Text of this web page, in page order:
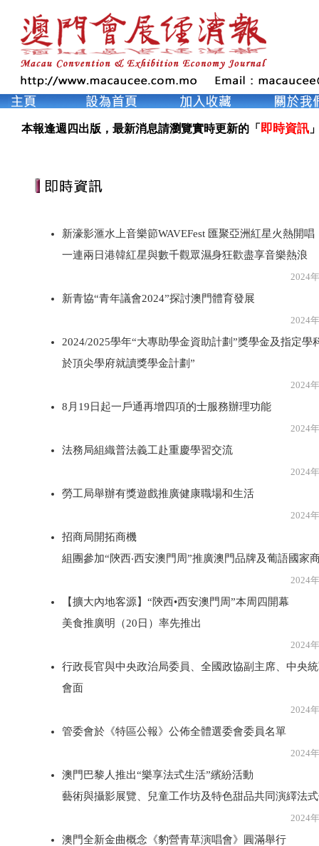
本報逢週四出版，最新消息請瀏覽實時更新的「 即時資訊
新濠影滙水上音樂節WAVEFest 匯聚亞洲紅星火熱開唱
一連兩日港韓紅星與數千觀眾濕身狂歡盡享音樂熱浪
2024年8月19
新青協“青年議會2024”探討澳門體育發展
2024年8月19
2024/2025學年“大專助學金資助計劃”獎學金及指定學
於頂尖學府就讀獎學金計劃”
2024年8月19
8月19日起一戶通再增四項的士服務辦理功能
2024年8月19
法務局組織普法義工赴重慶學習交流
2024年8月19
勞工局舉辦有獎遊戲推廣健康職場和生活
2024年8月19
招商局開拓商機
組團參加“陝西‧西安澳門周”推廣澳門品牌及葡語國家
2024年8月19
【擴大內地客源】“陝西•西安澳門周”本周四開幕
美食推廣明（20日）率先推出
2024年8月19
行政長官與中央政治局委員、全國政協副主席、中央
會面
2024年8月19
管委會於《特區公報》公佈全體選委會委員名單
2024年8月19
澳門巴黎人推出“樂享法式生活”繽紛活動
藝術與攝影展覽、兒童工作坊及特色甜品共同演繹法
2024年8月19
澳門全新金曲概念《豹營青草演唱會》圓滿舉行